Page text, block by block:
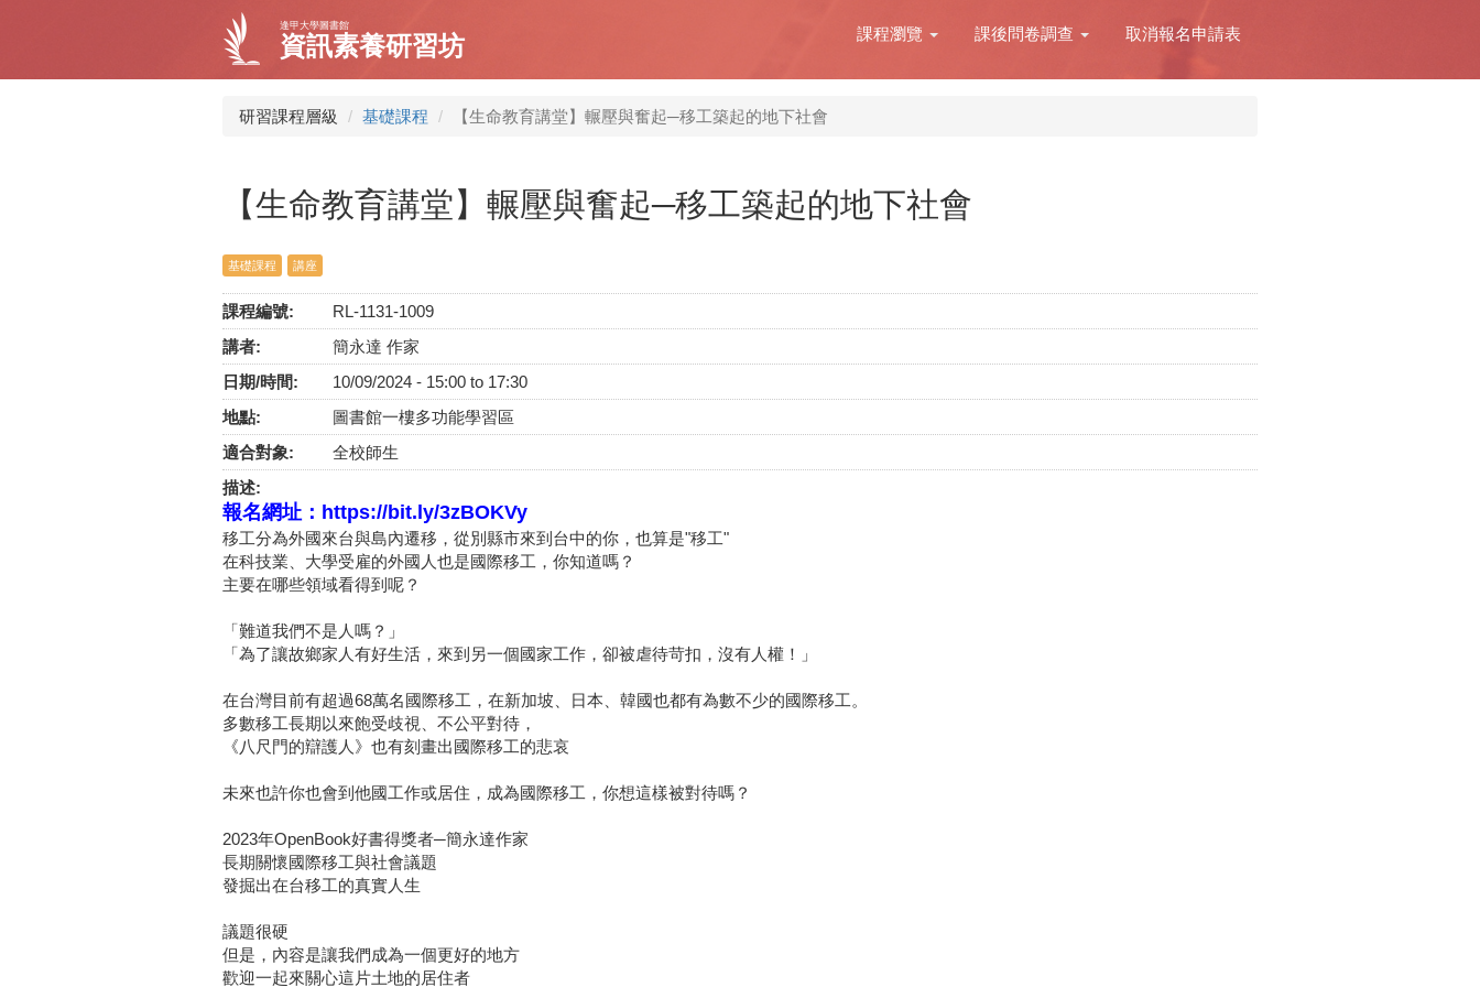
內
逢甲大學圖書館
資訊素養研習坊 課程瀏覽 課後問卷調查 取消報名申請表
研習課程層級 基礎課程 【生命教育講堂】輾壓與奮起─移工築起的地下社會
【生命教育講堂】輾壓與奮起─移工築起的地下社會
基礎課程 講座
課程編號:
RL-1131-1009
講者:
簡永達 作家
日期/時間:
10/09/2024 - 15:00 to 17:30
地點:
圖書館一樓多功能學習區
適合對象:
全校師生
描述:
報名網址： https://bit.ly/3zBOKVy
移工分為外國來台與島內遷移，從別縣市來到台中的你，也算是"移工"
在科技業、大學受雇的外國人也是國際移工，你知道嗎？
主要在哪些領域看得到呢？
「難道我們不是人嗎？」
「為了讓故鄉家人有好生活，來到另一個國家工作，卻被虐待苛扣，沒有人權！」
在台灣目前有超過68萬名國際移工，在新加坡、日本、韓國也都有為數不少的國際移工。
多數移工長期以來飽受歧視、不公平對待，
《八尺門的辯護人》也有刻畫出國際移工的悲哀
未來也許你也會到他國工作或居住，成為國際移工，你想這樣被對待嗎？
2023年OpenBook好書得獎者─簡永達作家
長期關懷國際移工與社會議題
發掘出在台移工的真實人生
議題很硬
但是，內容是讓我們成為一個更好的地方
歡迎一起來關心這片土地的居住者